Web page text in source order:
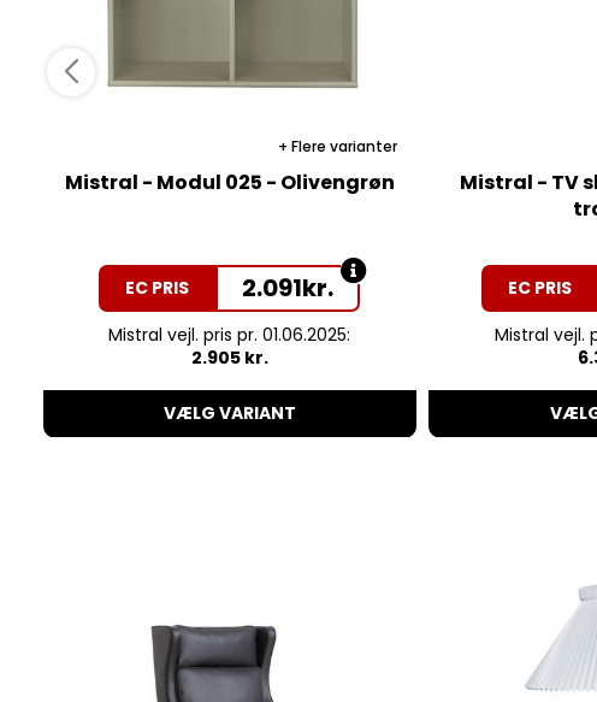
Flere varianter
Mistral - Modul 025 - Olivengrøn
EC PRIS 2.091kr.
Mistral vejl. pris pr. 01.06.2025:
2.905 kr.
VÆLG VARIANT
Mistral - TV
EC PRIS
Mistral vejl.